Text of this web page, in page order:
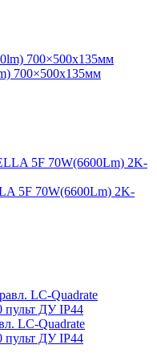
700×500х135мм
5F 70W(6600Lm) 2K-
LC-Quadrate
пульт ДУ IP44